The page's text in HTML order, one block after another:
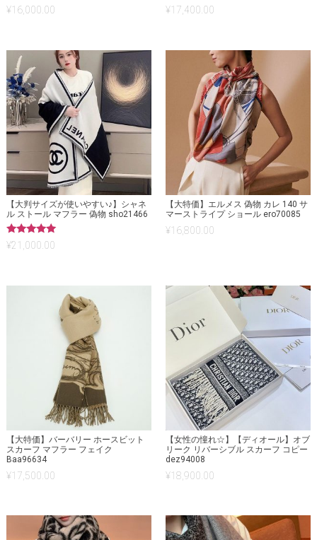
¥16,000.00 ¥17,400.00
【大判サイズが使いやすい♪】シャネ
ル ストール マフラー 偽物 sho21466
5段階中
5.00
¥21,000.00
【大特価】エルメス 偽物 カレ 140 サ
マーストライプ ショール ero70085
¥16,800.00
【大特価】バーバリー ホースビット
スカーフ マフラー フェイク
Baa96634
¥17,500.00
【女性の憧れ☆】【ディオール】オブ
リーク リバーシブル スカーフ コピー
dez94008
¥18,900.00